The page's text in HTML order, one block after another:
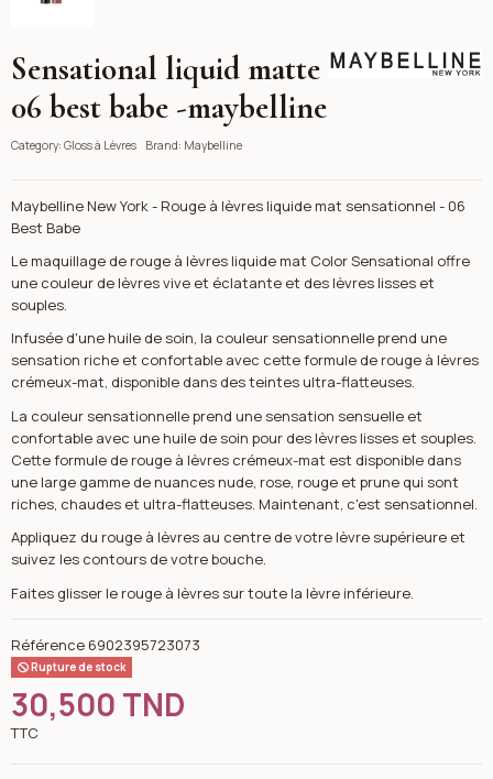
Maybelline
Sensational liquid matte
06 best babe -maybelline
Category: Gloss à Lèvres Brand: Maybelline
Maybelline New York - Rouge à lèvres liquide mat sensationnel - 06
Best Babe
Le maquillage de rouge à lèvres liquide mat Color Sensational offre
une couleur de lèvres vive et éclatante et des lèvres lisses et
souples.
Infusée d'une huile de soin, la couleur sensationnelle prend une
sensation riche et confortable avec cette formule de rouge à lèvres
crémeux-mat, disponible dans des teintes ultra-flatteuses.
La couleur sensationnelle prend une sensation sensuelle et
confortable avec une huile de soin pour des lèvres lisses et souples.
Cette formule de rouge à lèvres crémeux-mat est disponible dans
une large gamme de nuances nude, rose, rouge et prune qui sont
riches, chaudes et ultra-flatteuses. Maintenant, c'est sensationnel.
Appliquez du rouge à lèvres au centre de votre lèvre supérieure et
suivez les contours de votre bouche.
Faites glisser le rouge à lèvres sur toute la lèvre inférieure.
Référence 6902395723073
Rupture de stock
30,500 TND
TTC